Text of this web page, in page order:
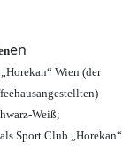
en
Wien (der
Weiß;
Sport Club „Horekan“